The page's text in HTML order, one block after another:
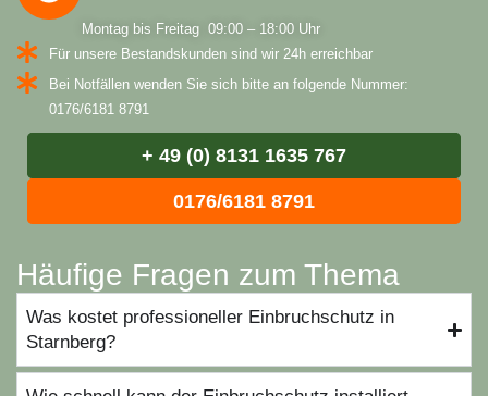
Häufige Fragen zum Thema
Was kostet professioneller Einbruchschutz in
Starnberg?
Montag bis Freitag 09:00 – 18:00 Uhr
Für unsere Bestandskunden sind wir 24h erreichbar
Bei Notfällen wenden Sie sich bitte an folgende Nummer:
0176/6181 8791
+ 49 (0) 8131 1635 767
0176/6181 8791